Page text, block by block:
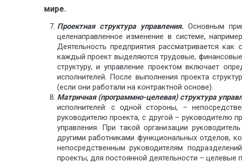
мире.
Проектная структура управления.Основным
целенаправленное изменение в системе,
Деятельность предприятия рассматривается
каждый проект выделяются трудовые,
структуру, и управление проектом включает
исполнителей. После выполнения проекта
(если они работали на контрактной основе).
Матричная (программно-целевая) структура
исполнителей: с одной стороны, –
руководителю проекта, с другой – руководителю
управления. При такой организации
другими работниками функциональных отделов,
непосредственным руководителям
проекты, для постоянной деятельности –